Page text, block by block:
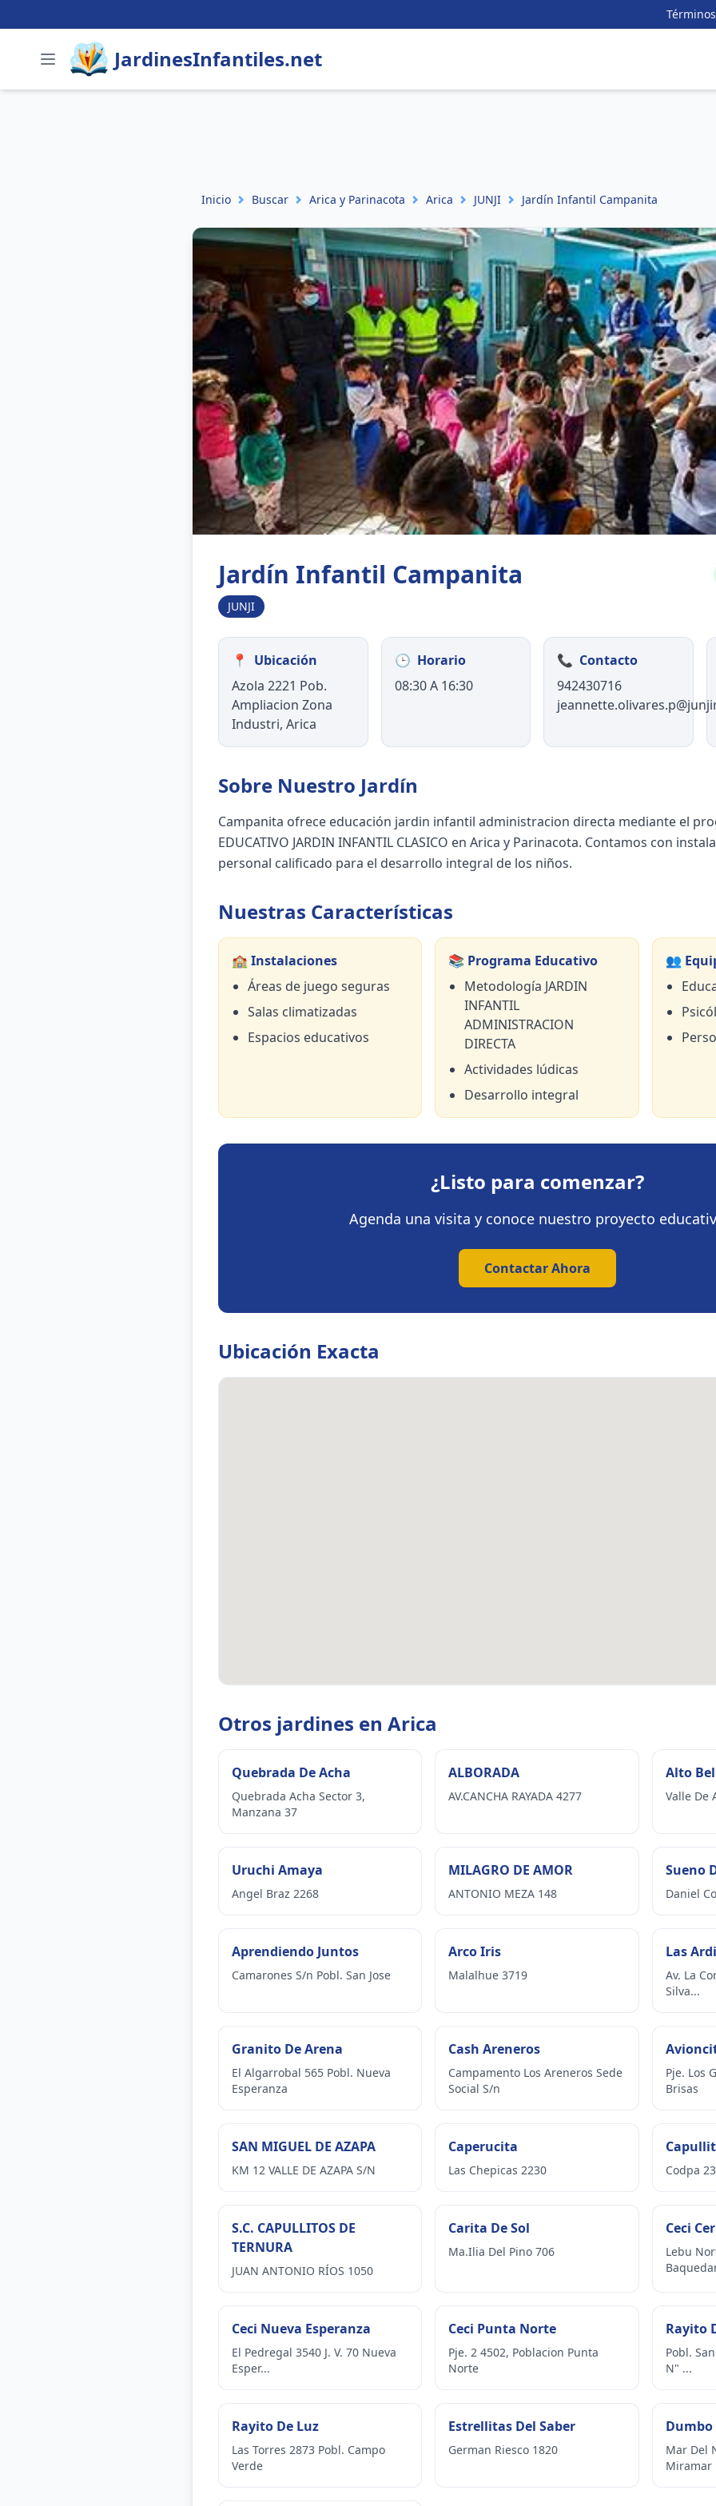
JardinesInfantiles.net
Inicio Buscar Arica y Parinacota Arica JUNJI Jardín Infantil Campanita
Jardín Infantil Campanita
JUNJI
📍
Ubicación
Azola 2221 Pob.
Ampliacion Zona
Industri, Arica
🕒 Horario
08:30 A 16:30
📞 Contacto
942430716
Sobre Nuestro Jardín
Campanita ofrece educación jardin infantil administracion directa mediante el
EDUCATIVO JARDIN INFANTIL CLASICO en Arica y Parinacota. Contamos con
personal calificado para el desarrollo integral de los niños.
Nuestras Características
🏫 Instalaciones
Áreas de juego seguras
Salas climatizadas
Espacios educativos
📚 Programa Educativo
Metodología JARDIN
INFANTIL
ADMINISTRACION
DIRECTA
Actividades lúdicas
Desarrollo integral
👥
¿Listo para comenzar?
Agenda una visita y conoce nuestro proyecto
Contactar Ahora
Ubicación Exacta
Otros jardines en Arica
Quebrada De Acha
Quebrada Acha Sector 3,
Manzana 37
ALBORADA
AV.CANCHA RAYADA 4277
Alto
Valle De
Uruchi Amaya
Angel Braz 2268
MILAGRO DE AMOR
ANTONIO MEZA 148
Sueno
Daniel
Aprendiendo Juntos
Camarones S/n Pobl. San Jose
Arco Iris
Malalhue 3719
Las
Av. La
Silva...
Granito De Arena
El Algarrobal 565 Pobl. Nueva
Esperanza
Cash Areneros
Campamento Los Areneros Sede
Social S/n
Pje. Los
Brisas
SAN MIGUEL DE AZAPA
KM 12 VALLE DE AZAPA S/N
Caperucita
Las Chepicas 2230 Codpa
S.C. CAPULLITOS DE
TERNURA
JUAN ANTONIO RÍOS 1050
Carita De Sol
Ma.Ilia Del Pino 706
Ceci
Lebu
Ceci Nueva Esperanza
El Pedregal 3540 J. V. 70 Nueva
Esper...
Ceci Punta Norte
Pje. 2 4502, Poblacion Punta
Norte
Rayito
Pobl.
N" ...
Rayito De Luz
Las Torres 2873 Pobl. Campo
Verde
Estrellitas Del Saber
German Riesco 1820
Dumbo
Mar Del
Miramar